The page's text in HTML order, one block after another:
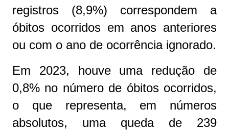
registros (8,9%) correspondem a
óbitos ocorridos em anos anteriores
ou com o ano de ocorrência ignorado.
Em 2023, houve uma redução de
0,8% no número de óbitos ocorridos,
o que representa, em números
absolutos, uma queda de 239